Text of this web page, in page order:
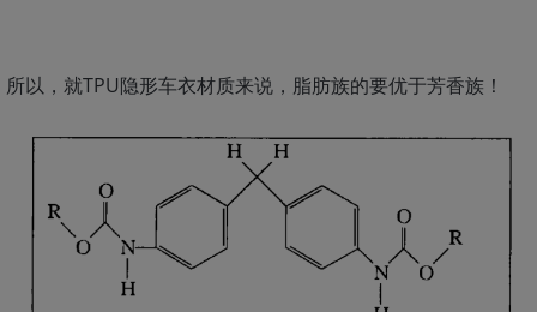
所以，就TPU隐形车衣材质来说，脂肪族的要优于芳香族！